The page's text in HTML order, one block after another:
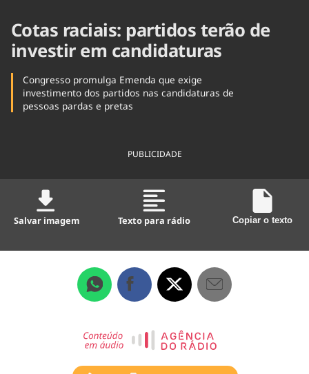
Cotas raciais: partidos terão de
investir em candidaturas
Congresso promulga Emenda que exige
investimento dos partidos nas candidaturas de
pessoas pardas e pretas
PUBLICIDADE
Salvar imagem Texto para rádio Copiar o texto